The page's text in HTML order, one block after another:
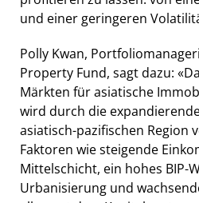
und einer geringeren
Polly Kwan,
Property Fund, sagt dazu:
Märkten für asiatische
wird durch die
asiatisch-pazifischen Region
Faktoren wie steigende
Mittelschicht, ein hohes BIP-
Urbanisierung und